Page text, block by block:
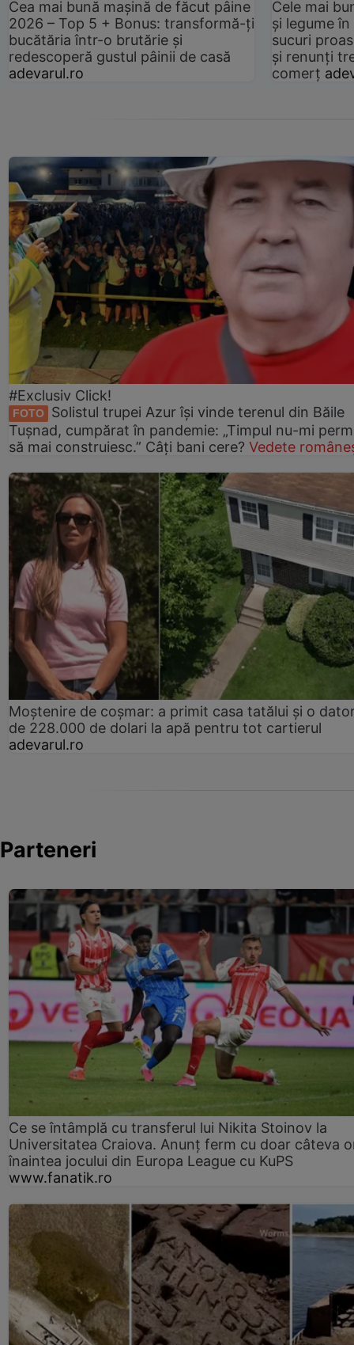
Cea mai bună mașină de făcut pâine
2026 – Top 5 + Bonus: transformă-ți
bucătăria într-o brutărie și
redescoperă gustul pâinii de casă
adevarul.ro
Cele mai
și legume
sucuri
și renunți
comerț
#Exclusiv Click!
FOTO
Solistul trupei Azur își vinde terenul din Băile
Tușnad, cumpărat în pandemie: „Timpul nu-mi
să mai construiesc.” Câți bani cere? Vedete
Moștenire de coșmar: a primit casa tatălui și o
de 228.000 de dolari la apă pentru tot cartierul
adevarul.ro
Parteneri
Ce se întâmplă cu transferul lui Nikita Stoinov la
Universitatea Craiova. Anunț ferm cu doar câteva
înaintea jocului din Europa League cu KuPS
www.fanatik.ro